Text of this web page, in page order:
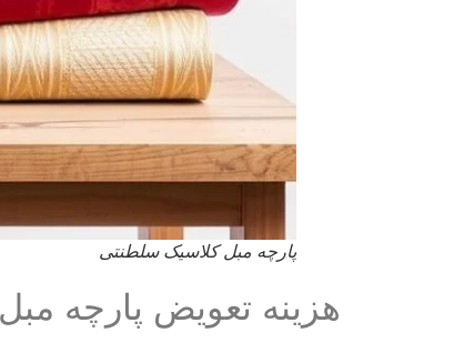
پارچه مبل کلاسیک سلطنتی
هزینه تعویض پارچه